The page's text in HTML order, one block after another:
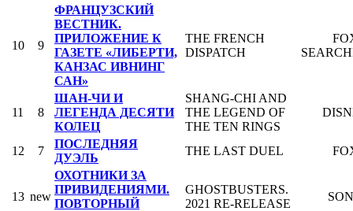
10 9
ФРАНЦУЗСКИЙ
ВЕСТНИК.
ПРИЛОЖЕНИЕ К
ГАЗЕТЕ «ЛИБЕРТИ,
КАНЗАС ИВНИНГ
САН»
THE FRENCH
DISPATCH
11 8
ШАН-ЧИ И
ЛЕГЕНДА ДЕСЯТИ
КОЛЕЦ
SHANG-CHI AND
THE LEGEND OF
THE TEN RINGS
12 7
ПОСЛЕДНЯЯ
ДУЭЛЬ
THE LAST DUEL
13 new
ОХОТНИКИ ЗА
ПРИВИДЕНИЯМИ.
ПОВТОРНЫЙ
GHOSTBUSTERS.
2021 RE-RELEASE